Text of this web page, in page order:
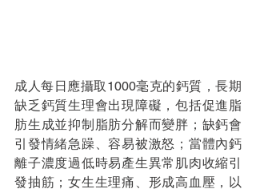
成人每日應攝取1000毫克的鈣質，長期
缺乏鈣質生理會出現障礙，包括促進脂
肪生成並抑制脂肪分解而變胖；缺鈣會
引發情緒急躁、容易被激怒；當體內鈣
離子濃度過低時易產生異常肌肉收縮引
發抽筋；女生生理痛、形成高血壓，以